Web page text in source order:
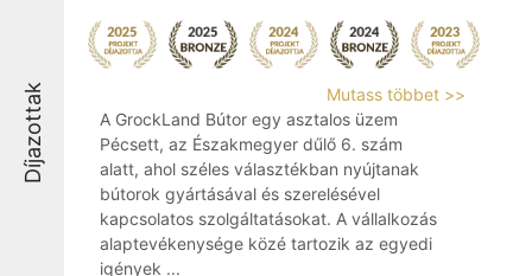
Díjazottak
Mutass többet >>
A GrockLand Bútor egy asztalos üzem
Pécsett, az Északmegyer dűlő 6. szám
alatt, ahol széles választékban nyújtanak
bútorok gyártásával és szerelésével
kapcsolatos szolgáltatásokat. A vállalkozás
alaptevékenysége közé tartozik az egyedi
igények ...